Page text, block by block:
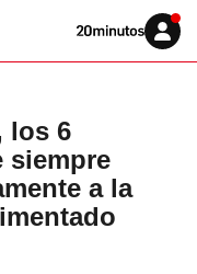
Volver
Iniciar
sesión
los 6
siempre
a la